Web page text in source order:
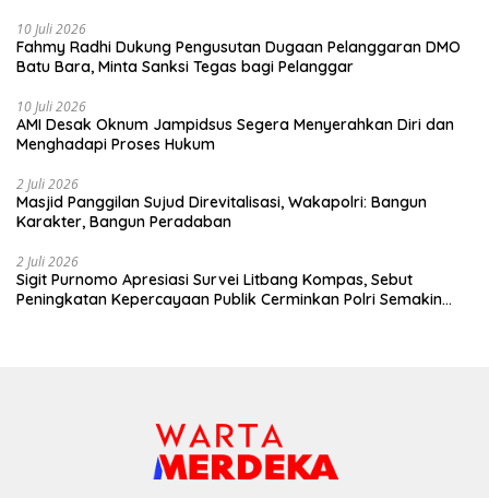
10 Juli 2026
Fahmy Radhi Dukung Pengusutan Dugaan Pelanggaran DMO
Batu Bara, Minta Sanksi Tegas bagi Pelanggar
10 Juli 2026
AMI Desak Oknum Jampidsus Segera Menyerahkan Diri dan
Menghadapi Proses Hukum
2 Juli 2026
Masjid Panggilan Sujud Direvitalisasi, Wakapolri: Bangun
Karakter, Bangun Peradaban
2 Juli 2026
Sigit Purnomo Apresiasi Survei Litbang Kompas, Sebut
Peningkatan Kepercayaan Publik Cerminkan Polri Semakin